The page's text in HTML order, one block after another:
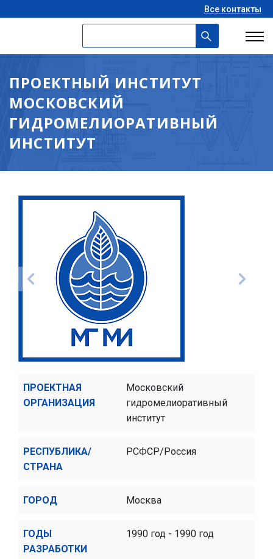
Все контакты
ПРОЕКТНЫЙ ИНСТИТУТ
МОСКОВСКИЙ
ГИДРОМЕЛИОРАТИВНЫЙ
ИНСТИТУТ
ПРОЕКТНАЯ
ОРГАНИЗАЦИЯ
Московский
гидромелиоративный
институт
РЕСПУБЛИКА/
СТРАНА
РСФСР/Россия
ГОРОД Москва
ГОДЫ
РАЗРАБОТКИ
1990 год - 1990 год